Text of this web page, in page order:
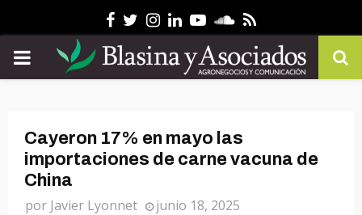
Facebook
Twitter
Instagram
Linkedin
YoutubeSoundcloud
Rss
PRIMARY
Cayeron 17% en mayo las
importaciones de carne vacuna de
China
por Javier Lyonnet junio 18, 2025